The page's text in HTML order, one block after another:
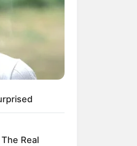
Marketing Digital
Real